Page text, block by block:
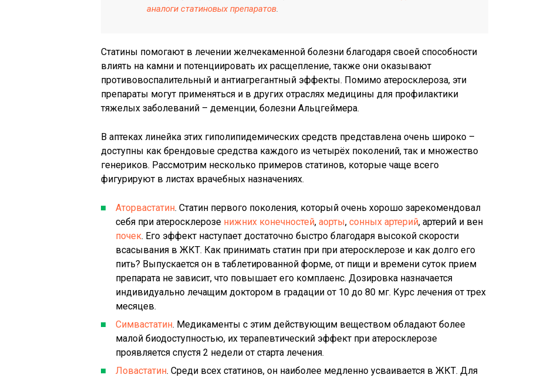
аналоги статиновых препаратов.
Статины помогают в лечении желчекаменной болезни благодаря своей способности
влиять на камни и потенциировать их расщепление, также они оказывают
противовоспалительный и антиагрегантный эффекты. Помимо атеросклероза, эти
препараты могут применяться и в других отраслях медицины для профилактики
тяжелых заболеваний – деменции, болезни Альцгеймера.
В аптеках линейка этих гиполипидемических средств представлена очень широко –
доступны как брендовые средства каждого из четырёх поколений, так и множество
генериков. Рассмотрим несколько примеров статинов, которые чаще всего
фигурируют в листах врачебных назначениях.
Аторвастатин. Статин первого поколения, который очень хорошо зарекомендовал
себя при атеросклерозе нижних конечностей, аорты, сонных артерий, артерий и вен
почек. Его эффект наступает достаточно быстро благодаря высокой скорости
всасывания в ЖКТ. Как принимать статин при при атеросклерозе и как долго его
пить? Выпускается он в таблетированной форме, от пищи и времени суток прием
препарата не зависит, что повышает его комплаенс. Дозировка назначается
индивидуально лечащим доктором в градации от 10 до 80 мг. Курс лечения от трех
месяцев.
Симвастатин. Медикаменты с этим действующим веществом обладают более
малой биодоступностью, их терапевтический эффект при атеросклерозе
проявляется спустя 2 недели от старта лечения.
Ловастатин. Среди всех статинов, он наиболее медленно усваивается в ЖКТ. Для